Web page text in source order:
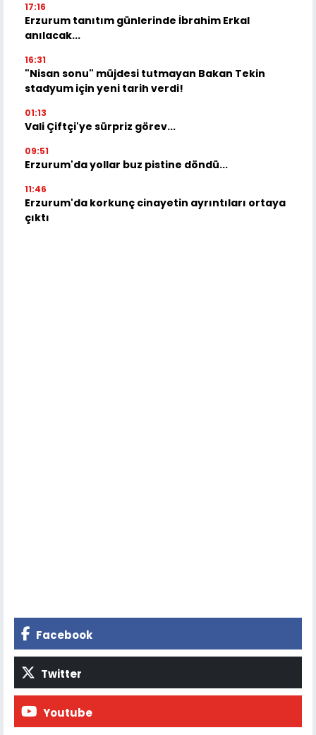
17:16
Erzurum tanıtım günlerinde İbrahim Erkal
anılacak...
16:31
"Nisan sonu" müjdesi tutmayan Bakan Tekin
stadyum için yeni tarih verdi!
01:13
Vali Çiftçi'ye sürpriz görev...
09:51
Erzurum'da yollar buz pistine döndü...
11:46
Erzurum'da korkunç cinayetin ayrıntıları ortaya
çıktı
Facebook
Twitter
Youtube